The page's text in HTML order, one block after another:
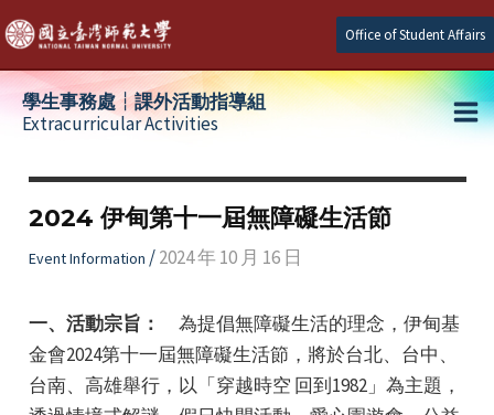
Skip
to
content
Office of Student Affairs
學生事務處┆課外活動指導組
Extracurricular Activities
2024 伊甸第十一屆無障礙生活節
Event Information /2024 年 10 月 16 日
一、活動宗旨：
為提倡無障礙生活的理念，伊甸基
金會2024第十一屆無障礙生活節，將於台北、台中、
台南、高雄舉行，以「穿越時空 回到1982」為主題，